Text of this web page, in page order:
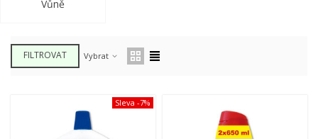
Vůně
FILTROVAT Vybrat
Sleva -7%